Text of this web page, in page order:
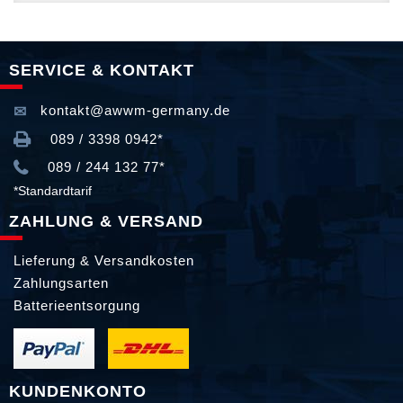
SERVICE & KONTAKT
kontakt@awwm-germany.de
089 / 3398 0942*
089 / 244 132 77*
*Standardtarif
ZAHLUNG & VERSAND
Lieferung & Versandkosten
Zahlungsarten
Batterieentsorgung
KUNDENKONTO